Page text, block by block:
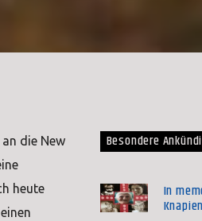
die New
heute
Besondere
In